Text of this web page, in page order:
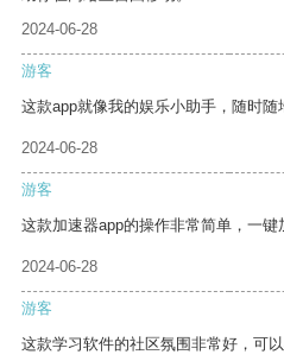
2024-06-28
游客
这款app就像我的娱乐小助手，随时随
2024-06-28
游客
这款加速器app的操作非常简单，一键
2024-06-28
游客
这款学习软件的社区氛围非常好，可